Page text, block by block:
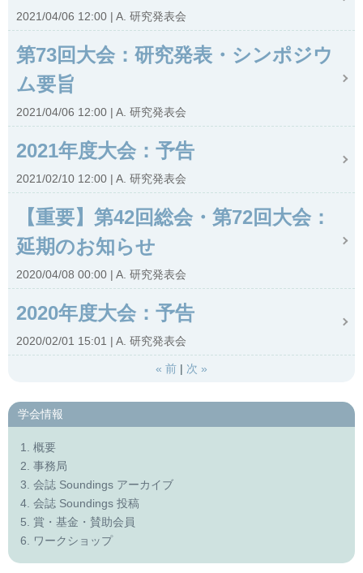
2021/04/06 12:00 A. 研究発表会
第73回大会：研究発表・シンポジウ
ム要旨
2021/04/06 12:00 A. 研究発表会
2021年度大会：予告
2021/02/10 12:00 A. 研究発表会
【重要】第42回総会・第72回大会：
延期のお知らせ
2020/04/08 00:00 A. 研究発表会
2020年度大会：予告
2020/02/01 15:01 A. 研究発表会
« 前 次 »
学会情報
1. 概要
2. 事務局
3. 会誌 Soundings アーカイブ
4. 会誌 Soundings 投稿
5. 賞・基金・賛助会員
6. ワークショップ